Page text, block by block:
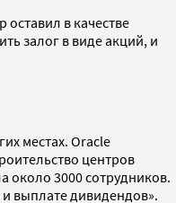
в качестве
залог в виде акций, и
местах. Oracle
центров
около 3000 сотрудников.
выплате дивидендов».